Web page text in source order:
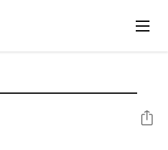
分享